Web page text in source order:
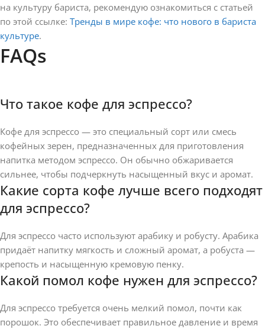
на культуру бариста, рекомендую ознакомиться с статьей
по этой ссылке: Тренды в мире кофе: что нового в бариста
культуре.
FAQs
Что такое кофе для эспрессо?
Кофе для эспрессо — это специальный сорт или смесь
кофейных зерен, предназначенных для приготовления
напитка методом эспрессо. Он обычно обжаривается
сильнее, чтобы подчеркнуть насыщенный вкус и аромат.
Какие сорта кофе лучше всего подходят
для эспрессо?
Для эспрессо часто используют арабику и робусту. Арабика
придаёт напитку мягкость и сложный аромат, а робуста —
крепость и насыщенную кремовую пенку.
Какой помол кофе нужен для эспрессо?
Для эспрессо требуется очень мелкий помол, почти как
порошок. Это обеспечивает правильное давление и время